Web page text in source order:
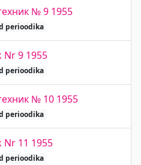
№ 9 1955
perioodika
Nr 9 1955
perioodika
№ 10 1955
perioodika
11 1955
perioodika